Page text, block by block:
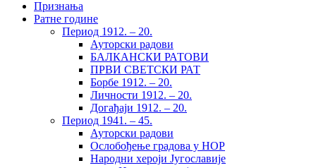
Признања
Ратне године
Период 1912. – 20.
Ауторски радови
БАЛКАНСКИ РАТОВИ
ПРВИ СВЕТСКИ РАТ
Борбе 1912. – 20.
Личности 1912. – 20.
Догађаји 1912. – 20.
Период 1941. – 45.
Ауторски радови
Ослобођење градова у НОР
Народни хероји Југославије